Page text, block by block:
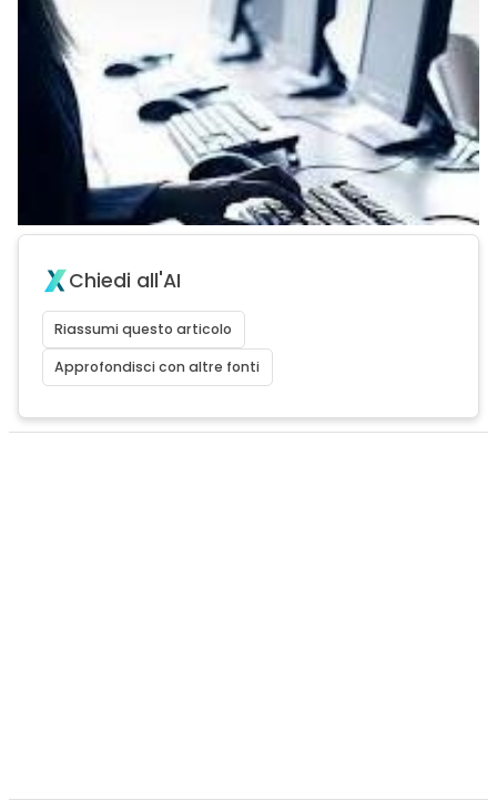
Chiedi all'AI
Riassumi questo articolo
Approfondisci con altre fonti